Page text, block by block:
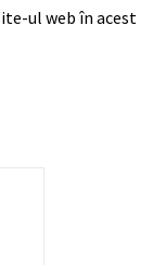
ul web în acest